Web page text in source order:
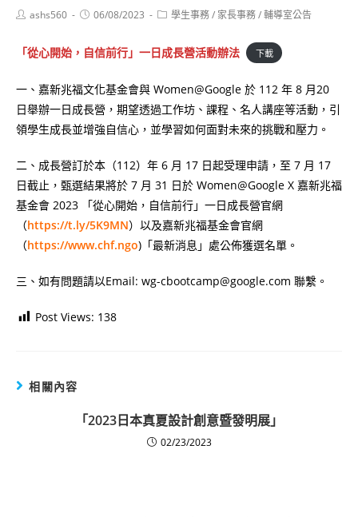
Postashs560
Post06/08/2023
Post學生事務/ 家長事務/輔導室公告
「從心開始，自信前行」一日成長營活動辦法 下載
一、嘉新兆福文化基金會與 Women@Google 於 112 年 8 月20
日舉辦一日成長營，期望透過工作坊、課程、名人講座等活動，引
領學生成長並增強自信心，並學習如何面對未來的挑戰和壓力。
二、成長營訂於本（112）年 6 月 17 日起受理申請，至 7 月 17
日截止，甄選結果將於 7 月 31 日於 Women@Google X 嘉新兆福
基金會 2023 「從心開始，自信前行」一日成長營官網
（https://t.ly/5K9MN）以及嘉新兆福基金會官網
（https://www.chf.ngo)「最新消息」處公佈獲選名單。
三、如有問題請以Email: wg-cbootcamp@google.com 聯繫。
Post Views: 138
相關內容
「2023日本真夏設計創意暨發明展」
02/23/2023